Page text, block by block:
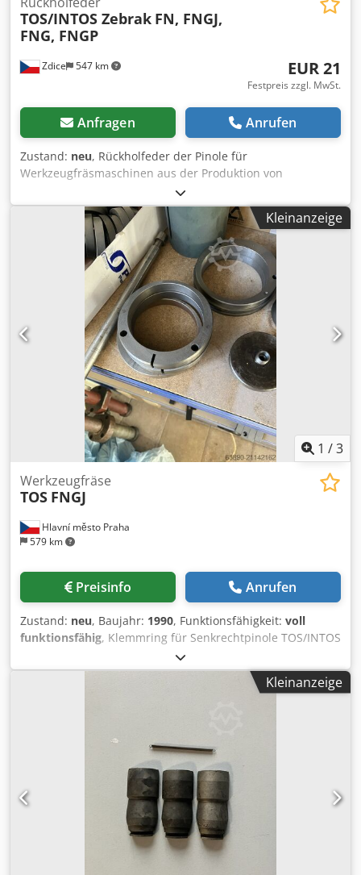
Zdice 547 km
TOS/INTOS Zebrak FN, FNGJ,
FNG, FNGP
EUR 21
Festpreis zzgl. MwSt.
Anfragen Anrufen
Zustand: neu, Rückholfeder der Pinole für
Werkzeugfräsmaschinen aus der Produktion von
TOS/INTOS Žebrák. Bei Bestellung bitte den genauen
Maschinentyp angeben. Weitere Ersatzteile lieferbar.
Dsdpfsdx Ra Nox Acyjck
Kleinanzeige
1 /3
Hlavní město Praha
579 km
Werkzeugfräse
TOS FNGJ
Preisinfo Anrufen
Zustand: neu, Baujahr: 1990, Funktionsfähigkeit: voll
funktionsfähig, Klemmring für Senkrechtpinole TOS/INTOS
FNG, FNGJ, FNGP Werkzeugfräsmaschinen. Enbearbeitung
muss anhand der konkreten Maschine erfolgen. Gerne
können wir dies erledigen, sowie sämtliche Reparaturen
Kleinanzeige